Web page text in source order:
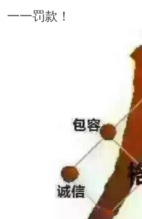
一一罚款！